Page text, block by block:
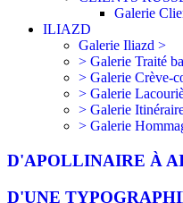
Galerie
ILIAZD
Galerie Iliazd >
> Galerie Traité
> Galerie Crève-
> Galerie
> Galerie
> Galerie
D'APOLLINAIRE À
D'UNE